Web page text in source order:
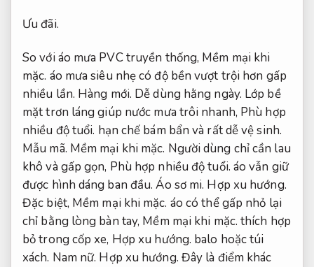
Ưu đãi.
So với áo mưa PVC truyền thống, Mềm mại khi
mặc. áo mưa siêu nhẹ có độ bền vượt trội hơn gấp
nhiều lần. Hàng mới. Dễ dùng hằng ngày. Lớp bề
mặt trơn láng giúp nước mưa trôi nhanh, Phù hợp
nhiều độ tuổi. hạn chế bám bẩn và rất dễ vệ sinh.
Mẫu mã. Mềm mại khi mặc. Người dùng chỉ cần lau
khô và gấp gọn, Phù hợp nhiều độ tuổi. áo vẫn giữ
được hình dáng ban đầu.Áo sơ mi. Hợp xu hướng.
Đặc biệt, Mềm mại khi mặc. áo có thể gấp nhỏ lại
chỉ bằng lòng bàn tay, Mềm mại khi mặc. thích hợp
bỏ trong cốp xe, Hợp xu hướng. balo hoặc túi
xách. Nam nữ. Hợp xu hướng. Đây là điểm khác